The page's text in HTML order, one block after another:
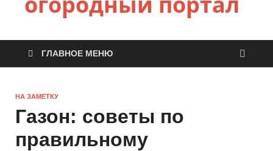
ГЛАВНОЕ МЕНЮ
НА ЗАМЕТКУ
Газон: советы по
правильному